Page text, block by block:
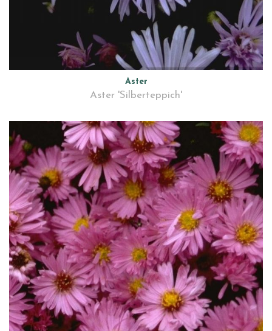
Aster
Aster 'Silberteppich'